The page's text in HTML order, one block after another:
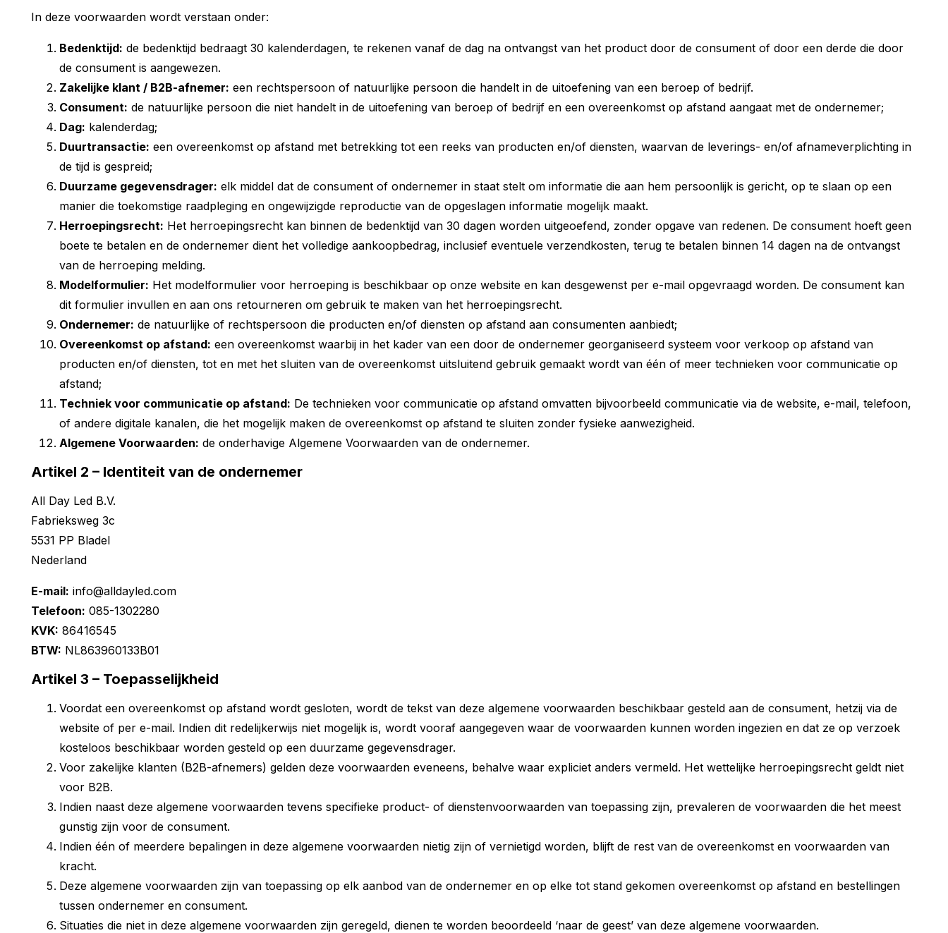
In deze voorwaarden wordt verstaan onder:
Bedenktijd: de bedenktijd bedraagt 30 kalenderdagen, te rekenen vanaf de dag na ontvangst van het product door de consument of door een derde die door
de consument is aangewezen.
Zakelijke klant / B2B-afnemer: een rechtspersoon of natuurlijke persoon die handelt in de uitoefening van een beroep of bedrijf.
Consument: de natuurlijke persoon die niet handelt in de uitoefening van beroep of bedrijf en een overeenkomst op afstand aangaat met de ondernemer;
Dag: kalenderdag;
Duurtransactie: een overeenkomst op afstand met betrekking tot een reeks van producten en/of diensten, waarvan de leverings- en/of afnameverplichting in
de tijd is gespreid;
Duurzame gegevensdrager: elk middel dat de consument of ondernemer in staat stelt om informatie die aan hem persoonlijk is gericht, op te slaan op een
manier die toekomstige raadpleging en ongewijzigde reproductie van de opgeslagen informatie mogelijk maakt.
Herroepingsrecht: Het herroepingsrecht kan binnen de bedenktijd van 30 dagen worden uitgeoefend, zonder opgave van redenen. De consument hoeft geen
boete te betalen en de ondernemer dient het volledige aankoopbedrag, inclusief eventuele verzendkosten, terug te betalen binnen 14 dagen na de ontvangst
van de herroeping melding.
Modelformulier: Het modelformulier voor herroeping is beschikbaar op onze website en kan desgewenst per e-mail opgevraagd worden. De consument kan
dit formulier invullen en aan ons retourneren om gebruik te maken van het herroepingsrecht.
Ondernemer: de natuurlijke of rechtspersoon die producten en/of diensten op afstand aan consumenten aanbiedt;
Overeenkomst op afstand: een overeenkomst waarbij in het kader van een door de ondernemer georganiseerd systeem voor verkoop op afstand van
producten en/of diensten, tot en met het sluiten van de overeenkomst uitsluitend gebruik gemaakt wordt van één of meer technieken voor communicatie op
afstand;
Techniek voor communicatie op afstand: De technieken voor communicatie op afstand omvatten bijvoorbeeld communicatie via de website, e-mail, telefoon,
of andere digitale kanalen, die het mogelijk maken de overeenkomst op afstand te sluiten zonder fysieke aanwezigheid.
Algemene Voorwaarden: de onderhavige Algemene Voorwaarden van de ondernemer.
Artikel 2 – Identiteit van de ondernemer
All Day Led B.V.
Fabrieksweg 3c
5531 PP Bladel
Nederland
E-mail: info@alldayled.com
Telefoon: 085-1302280
KVK: 86416545
BTW: NL863960133B01
Artikel 3 – Toepasselijkheid
Voordat een overeenkomst op afstand wordt gesloten, wordt de tekst van deze algemene voorwaarden beschikbaar gesteld aan de consument, hetzij via de
website of per e-mail. Indien dit redelijkerwijs niet mogelijk is, wordt vooraf aangegeven waar de voorwaarden kunnen worden ingezien en dat ze op verzoek
kosteloos beschikbaar worden gesteld op een duurzame gegevensdrager.
Voor zakelijke klanten (B2B-afnemers) gelden deze voorwaarden eveneens, behalve waar expliciet anders vermeld. Het wettelijke herroepingsrecht geldt niet
voor B2B.
Indien naast deze algemene voorwaarden tevens specifieke product- of dienstenvoorwaarden van toepassing zijn, prevaleren de voorwaarden die het meest
gunstig zijn voor de consument.
Indien één of meerdere bepalingen in deze algemene voorwaarden nietig zijn of vernietigd worden, blijft de rest van de overeenkomst en voorwaarden van
kracht.
Deze algemene voorwaarden zijn van toepassing op elk aanbod van de ondernemer en op elke tot stand gekomen overeenkomst op afstand en bestellingen
tussen ondernemer en consument.
Situaties die niet in deze algemene voorwaarden zijn geregeld, dienen te worden beoordeeld ‘naar de geest’ van deze algemene voorwaarden.